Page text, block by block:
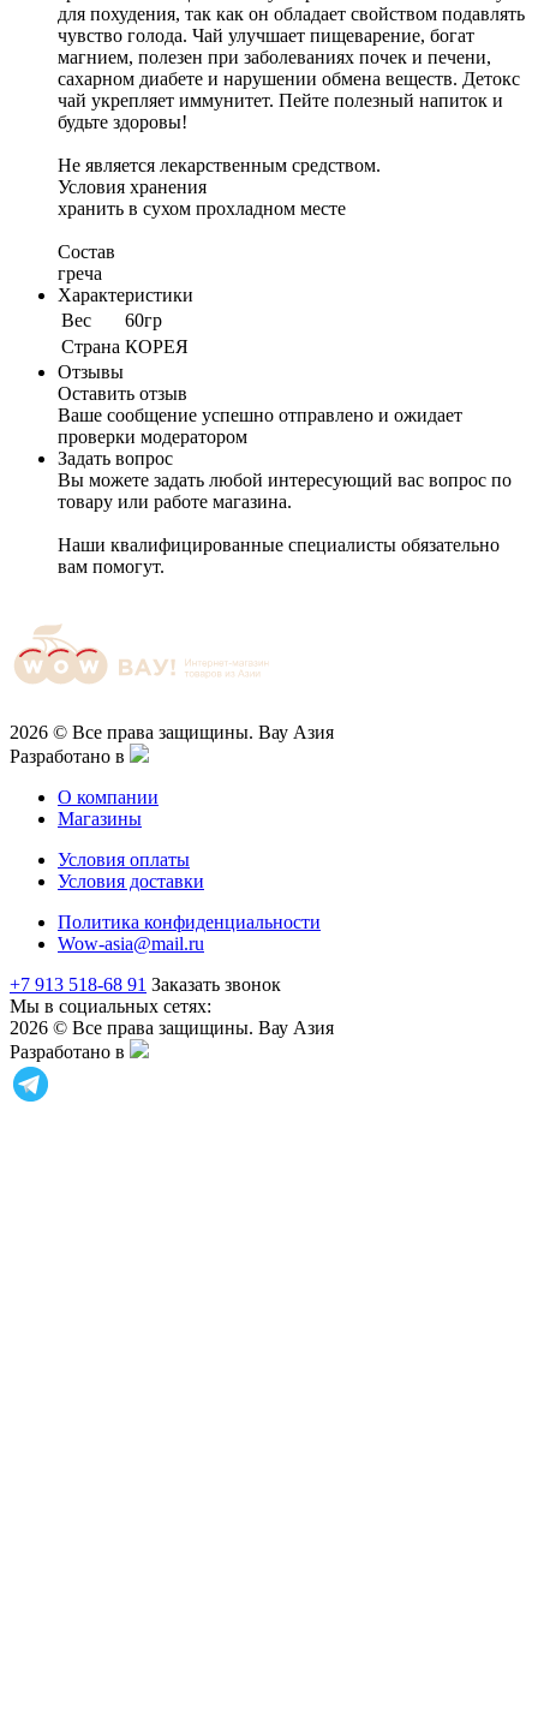
для похудения, так как он обладает свойством подавлять
чувство голода.⁣ Чай улучшает пищеварение, богат
магнием, полезен при заболеваниях почек и печени,
сахарном диабете и нарушении обмена веществ.⁣⁣ Детокс
чай укрепляет иммунитет.⁣⁣ Пейте полезный напиток и
будьте здоровы!
Не является лекарственным средством.
Условия хранения
хранить в сухом прохладном месте
Состав
греча
Характеристики
Вес
60гр
Cтрана КОРЕЯ
Отзывы
Оставить отзыв
Ваше сообщение успешно отправлено и ожидает
проверки модератором
Задать вопрос
Вы можете задать любой интересующий вас вопрос по
товару или работе магазина.
Наши квалифицированные специалисты обязательно
вам помогут.
2026 © Все права защищины. Вау Азия
Разработано в
О компании
Магазины
Условия оплаты
Условия доставки
Политика конфиденциальности
Wow-asia@mail.ru
+7 913 518-68 91 Заказать звонок
Мы в социальных сетях:
2026 © Все права защищины. Вау Азия
Разработано в